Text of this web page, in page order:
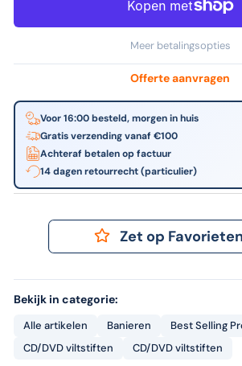
Meer betalingsopties
Offerte aanvragen
Voor 16:00 besteld, morgen in huis
Gratis verzending vanaf €100
Achteraf betalen op factuur
14 dagen retourrecht (particulier)
Zet op
Bekijk in categorie:
Alle artikelen Banieren Best Selling
CD/DVD viltstiften
CD/DVD viltstiften